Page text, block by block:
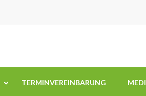
TERMINVEREINBARUNG